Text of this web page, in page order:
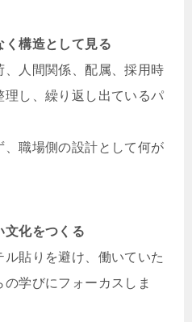
く構造として見る
人間関係、配属、採用時
し、繰り返し出ているパ
職場側の設計として何が
文化をつくる
貼りを避け、働いていた
学びにフォーカスしま